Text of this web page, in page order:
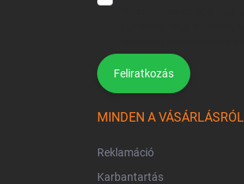
Feliratkozás
MINDEN A VÁSÁRLÁSRÓL
Reklamáció
Karbantartás